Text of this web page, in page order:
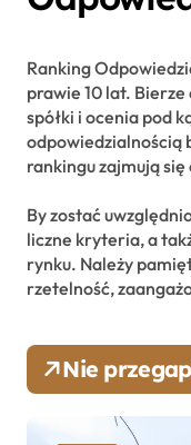
Ranking
prawie 10 lat.
spółki i ocenia pod
odpowiedzialnością
rankingu zajmują
By zostać
liczne kryteria, a
rynku. Należy
rzetelność,
Nie